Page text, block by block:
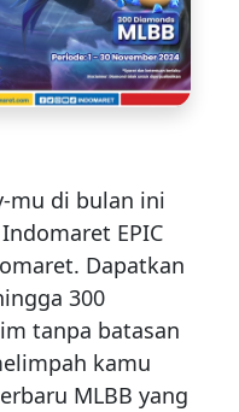
mu di bulan ini
EPIC
Dapatkan
300
tanpa batasan
kamu
MLBB yang